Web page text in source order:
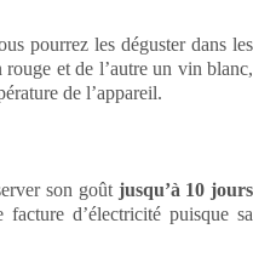
pourrez les déguster dans les
et de l’autre un vin blanc,
de l’appareil.
son goût jusqu’à 10 jours
d’électricité puisque sa